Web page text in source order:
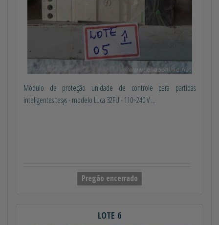
Módulo de proteção unidade de controle para partidas
inteligentes tesys - modelo Luca 32FU - 110~240 V ...
Pregão encerrado
LOTE 6